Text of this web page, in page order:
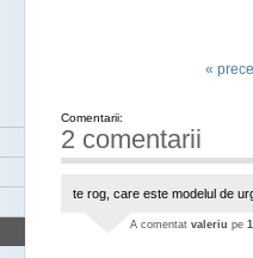
«
Comentarii:
2 comentarii
te rog, care este modelul de
A comentat valeriu pe